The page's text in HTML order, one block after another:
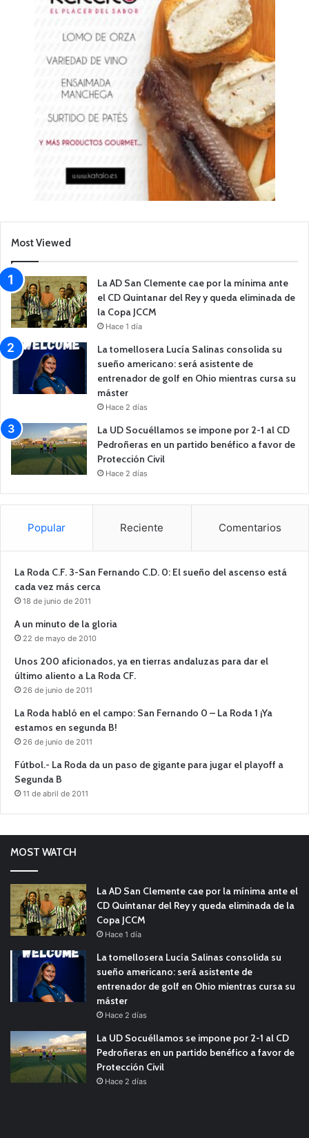
Most Viewed
La AD San Clemente cae por la mínima ante
el CD Quintanar del Rey y queda eliminada de
la Copa JCCM
Hace 1 día
La tomellosera Lucía Salinas consolida su
sueño americano: será asistente de
entrenador de golf en Ohio mientras cursa su
máster
Hace 2 días
La UD Socuéllamos se impone por 2-1 al CD
Pedroñeras en un partido benéfico a favor de
Protección Civil
Hace 2 días
Popular Reciente Comentarios
La Roda C.F. 3-San Fernando C.D. 0: El sueño del ascenso está
cada vez más cerca
18 de junio de 2011
A un minuto de la gloria
22 de mayo de 2010
Unos 200 aficionados, ya en tierras andaluzas para dar el
último aliento a La Roda CF.
26 de junio de 2011
La Roda habló en el campo: San Fernando 0 – La Roda 1 ¡Ya
estamos en segunda B!
26 de junio de 2011
Fútbol.- La Roda da un paso de gigante para jugar el playoff a
Segunda B
11 de abril de 2011
MOST WATCH
La AD San Clemente cae por la mínima ante el
CD Quintanar del Rey y queda eliminada de la
Copa JCCM
Hace 1 día
La tomellosera Lucía Salinas consolida su
sueño americano: será asistente de
entrenador de golf en Ohio mientras cursa su
máster
Hace 2 días
La UD Socuéllamos se impone por 2-1 al CD
Pedroñeras en un partido benéfico a favor de
Protección Civil
Hace 2 días